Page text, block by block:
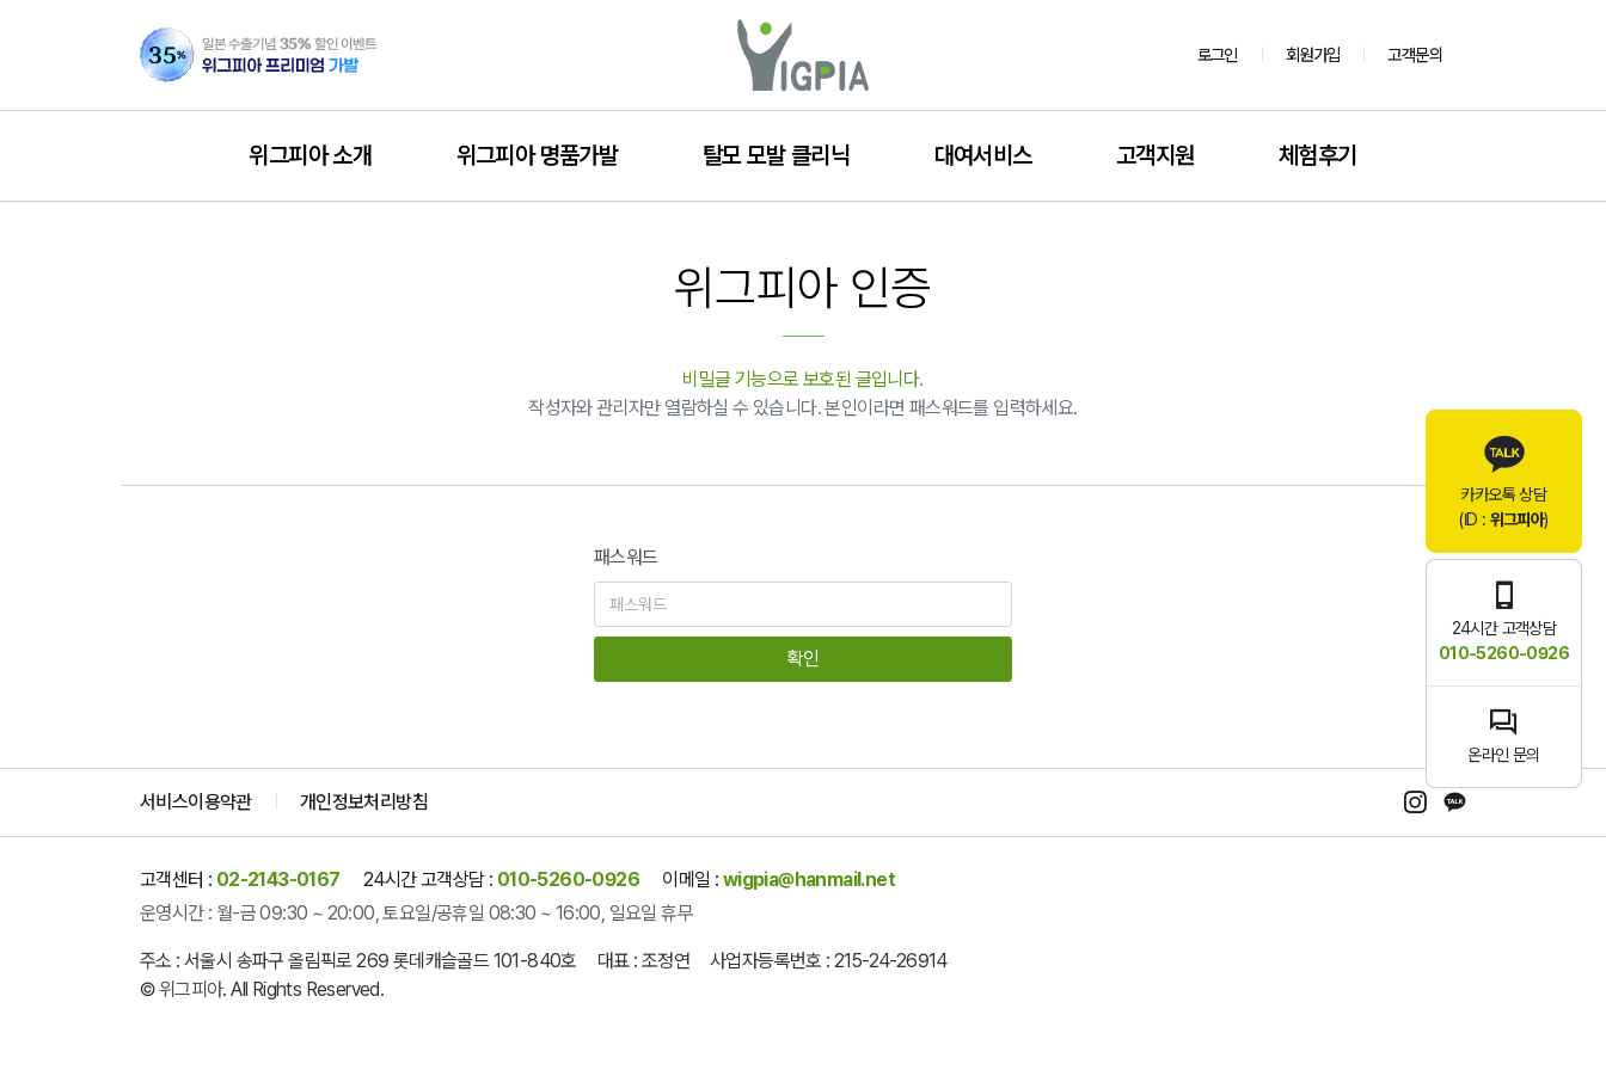
로그인 회원가입 고객문의
위그피아 소개 위그피아 명품가발 탈모 모발 클리닉 대여서비스 고객지원 체험후기
위그피아 인증
비밀글 기능으로 보호된 글입니다.
작성자와 관리자만 열람하실 수 있습니다. 본인이라면 패스워드를 입력하세요.
패스워드
확인
카카오톡 상담
(ID : 위그피아)
24시간 고객상담
010-5260-0926
온라인 문의
서비스이용약관 개인정보처리방침
고객센터 : 02-2143-0167 24시간 고객상담 : 010-5260-0926 이메일 : wigpia@hanmail.net
운영시간 : 월-금 09:30 ~ 20:00,토요일/공휴일 08:30 ~ 16:00, 일요일 휴무
주소 : 서울시 송파구 올림픽로 269 롯데캐슬골드 101-840호
대표 : 조정연 사업자등록번호 : 215-24-26914
© 위그피아. All Rights Reserved.